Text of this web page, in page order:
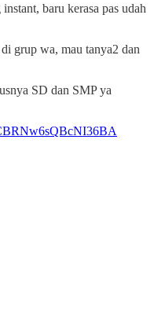
baru kerasa pas udah
grup wa, mau tanya2 dan
SD dan SMP ya